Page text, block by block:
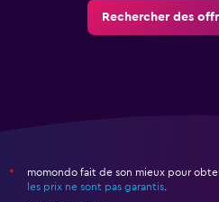
Rechercher des
*
momondo fait de son mieux pour
les prix ne sont pas garantis.